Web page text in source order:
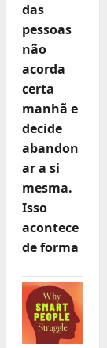
das
pessoas
não
acorda
certa
manhã e
decide
abandon
ar a si
mesma.
Isso
acontece
de forma